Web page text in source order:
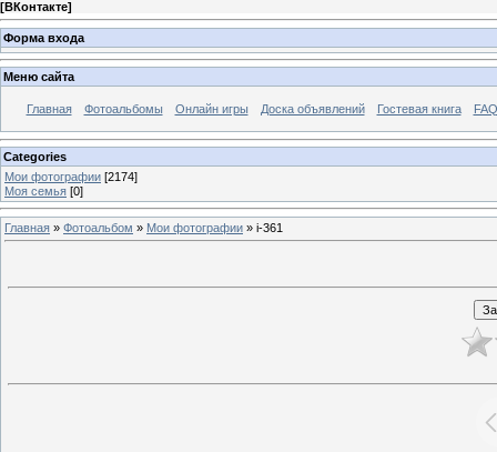
[ВКонтакте]
Форма входа
Меню сайта
Главная Фотоальбомы Онлайн игры Доска объявлений Гостевая книга
Categories
Мои фотографии [2174]
Моя семья [0]
Главная » Фотоальбом » Мои фотографии » i-361